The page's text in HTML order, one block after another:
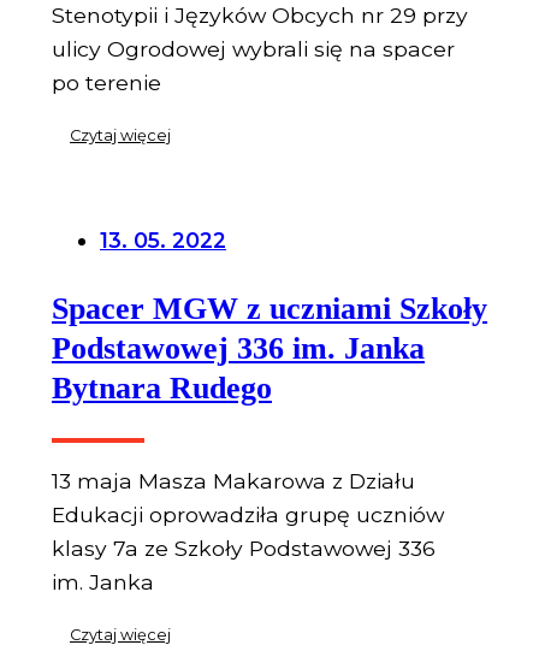
Stenotypii i Języków Obcych nr 29 przy
ulicy Ogrodowej wybrali się na spacer
po terenie
Czytaj więcej
13. 05. 2022
Spacer MGW z uczniami Szkoły
Podstawowej 336 im. Janka
Bytnara Rudego
13 maja Masza Makarowa z Działu
Edukacji oprowadziła grupę uczniów
klasy 7a ze Szkoły Podstawowej 336
im. Janka
Czytaj więcej